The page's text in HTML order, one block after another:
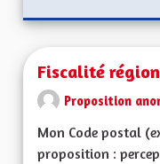
Fiscalité
Proposition
Mon Code postal
proposition :